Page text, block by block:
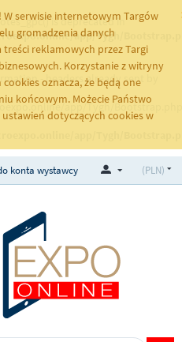
is deprecated in
app/Tygh/
- headers already sent by
app/Tygh/
app/Tygh/
W serwisie internetowym Targów
gromadzenia danych
reklamowych przez Targi
Korzystanie z witryny
oznacza, że będą one
końcowym. Możecie Państwo
dotyczących cookies w
(PLN)
konta wystawcy